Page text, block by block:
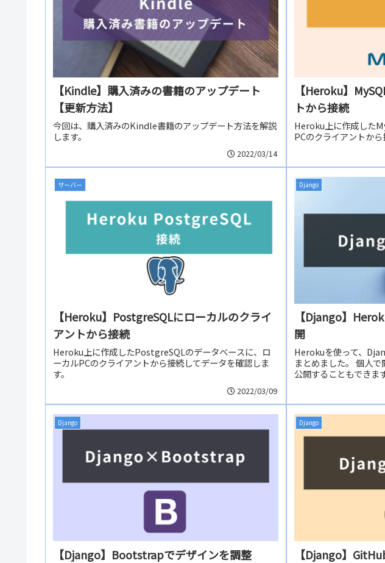
【Kindle】購入済みの書籍のアップデート
【更新方法】
今回は、購入済みのKindle書籍のアップデート方法を解説
します。
2022/03/14
【Heroku】
トから接続
Heroku上に作成した
PCのクライアントから
サーバー
【Heroku】PostgreSQLにローカルのクライ
アントから接続
Heroku上に作成したPostgreSQLのデータベースに、ロ
ーカルPCのクライアントから接続してデータを確認しま
す。
2022/03/09
Django
【Django】
開
Herokuを使って、
まとめました。 個人
公開することもできます
Django
【Django】Bootstrapでデザインを調整
Django
【Django】